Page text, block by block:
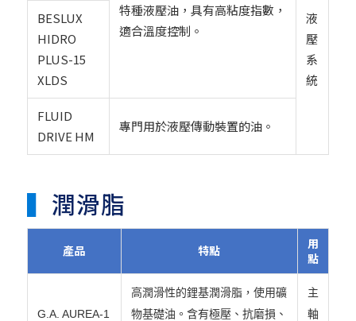
特種液壓油，具有高粘度指數，
適合溫度控制。
液
壓
系
統
BESLUX
HIDRO
PLUS-15
XLDS
FLUID
DRIVE HM
專門用於液壓傳動裝置的油。
▍ 潤滑脂
產品 特點
用
點
G.A. AUREA-1
高潤滑性的鋰基潤滑脂，使用礦
物基礎油。含有極壓、抗磨損、
主
軸